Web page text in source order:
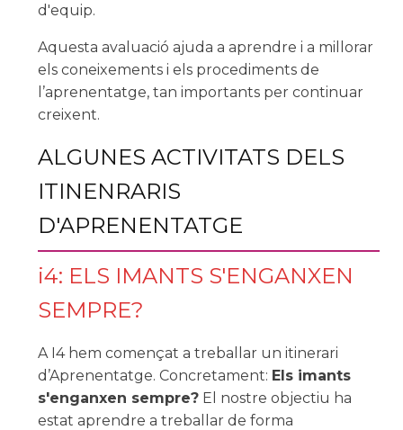
d'equip.
Aquesta avaluació ajuda a aprendre i a millorar
els coneixements i els procediments de
l’aprenentatge, tan importants per continuar
creixent.
ALGUNES ACTIVITATS DELS
ITINENRARIS
D'APRENENTATGE
i4: ELS IMANTS S'ENGANXEN
SEMPRE?
A I4 hem començat a treballar un itinerari
d’Aprenentatge. Concretament: Els imants
s'enganxen sempre? El nostre objectiu ha
estat aprendre a treballar de forma